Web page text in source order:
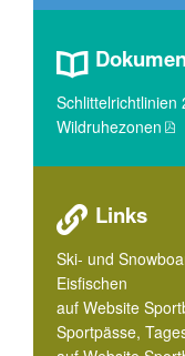
Schlittelrichtlinien
Wildruhezonen
Links
Ski- und
Eisfischen
auf Website
Sportpässe,